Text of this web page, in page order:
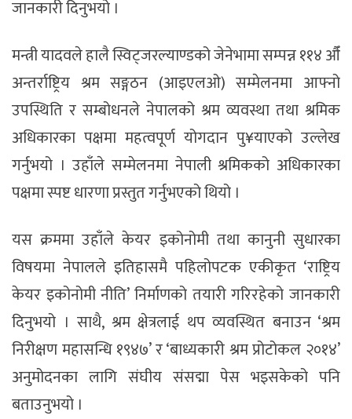
जानकारी दिनुभयो ।
मन्त्री यादवले हालै स्विट्जरल्याण्डको जेनेभामा सम्पन्न ११४ औँ
अन्तर्राष्ट्रिय श्रम सङ्गठन (आइएलओ) सम्मेलनमा आफ्नो
उपस्थिति र सम्बोधनले नेपालको श्रम व्यवस्था तथा श्रमिक
अधिकारका पक्षमा महत्वपूर्ण योगदान पु¥याएको उल्लेख
गर्नुभयो । उहाँले सम्मेलनमा नेपाली श्रमिकको अधिकारका
पक्षमा स्पष्ट धारणा प्रस्तुत गर्नुभएको थियो ।
यस क्रममा उहाँले केयर इकोनोमी तथा कानुनी सुधारका
विषयमा नेपालले इतिहासमै पहिलोपटक एकीकृत ‘राष्ट्रिय
केयर इकोनोमी नीति’ निर्माणको तयारी गरिरहेको जानकारी
दिनुभयो । साथै, श्रम क्षेत्रलाई थप व्यवस्थित बनाउन ‘श्रम
निरीक्षण महासन्धि १९४७’ र ‘बाध्यकारी श्रम प्रोटोकल २०१४’
अनुमोदनका लागि संघीय संसद्मा पेस भइसकेको पनि
बताउनुभयो ।